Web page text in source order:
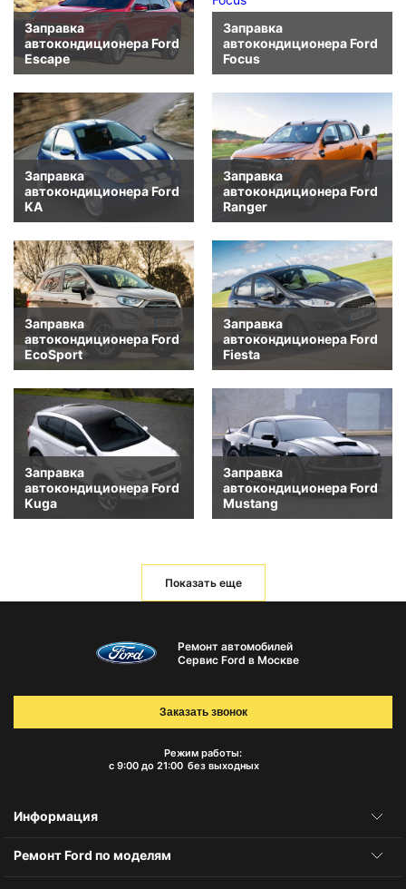
Заправка
автокондиционера Ford
Escape
Заправка
автокондиционера Ford
Focus
Заправка
автокондиционера Ford
KA
Заправка
автокондиционера Ford
Ranger
Заправка
автокондиционера Ford
EcoSport
Заправка
автокондиционера Ford
Fiesta
Заправка
автокондиционера Ford
Kuga
Заправка
автокондиционера Ford
Mustang
Показать еще
Ремонт автомобилей
Сервис Ford в Москве
Режим работы:
с 9:00 до 21:00 без выходных
Заказать звонок
Информация
Ремонт Ford по моделям